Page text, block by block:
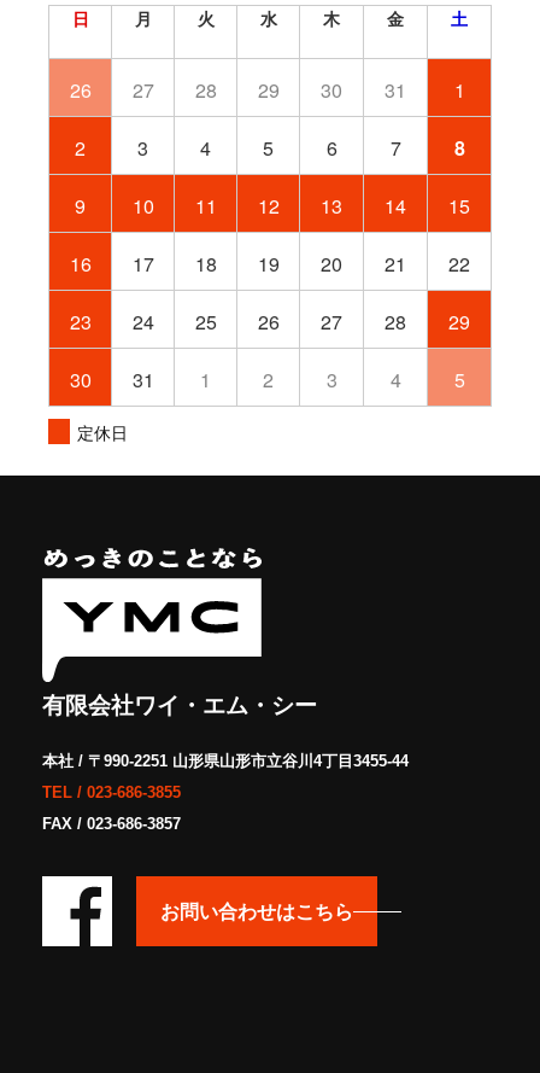
日 月 火 水 木 金 土
26 27 28 29 30 31 1
2 3 4 5 6 7 8
9 10 11 12 13 14 15
16 17 18 19 20 21 22
23 24 25 26 27 28 29
30 31 1 2 3 4 5
定休日
有限会社ワイ・エム・シー
本社 / 〒990-2251 山形県山形市立谷川4丁目3455-44
TEL / 023-686-3855
FAX / 023-686-3857
お問い合わせはこちら